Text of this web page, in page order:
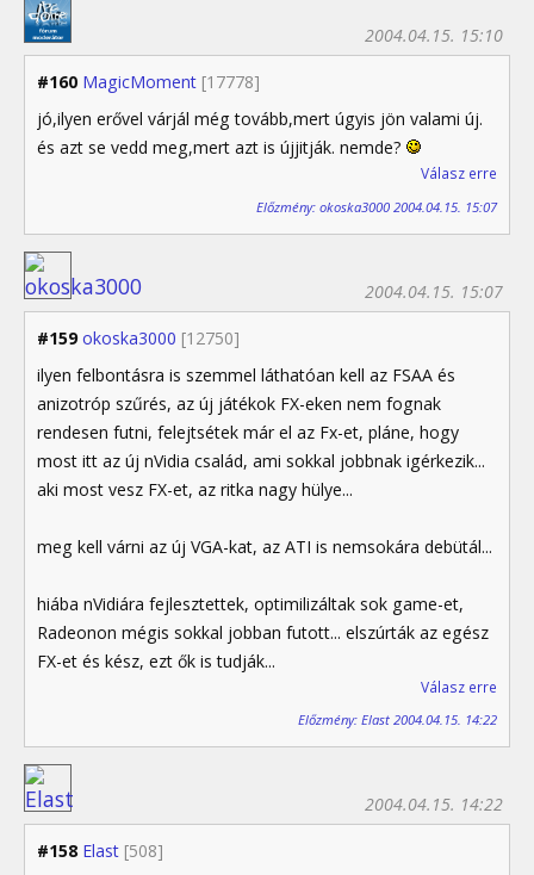
#160 MagicMoment [17778]
2004.04.15. 15:10
jó,ilyen erővel várjál még tovább,mert úgyis jön valami új.
és azt se vedd meg,mert azt is újjitják. nemde?
Válasz erre
Előzmény: okoska3000 2004.04.15. 15:07
#159 okoska3000 [12750]
2004.04.15. 15:07
ilyen felbontásra is szemmel láthatóan kell az FSAA és
anizotróp szűrés, az új játékok FX-eken nem fognak
rendesen futni, felejtsétek már el az Fx-et, pláne, hogy
most itt az új nVidia család, ami sokkal jobbnak igérkezik...
aki most vesz FX-et, az ritka nagy hülye...
meg kell várni az új VGA-kat, az ATI is nemsokára debütál...
hiába nVidiára fejlesztettek, optimilizáltak sok game-et,
Radeonon mégis sokkal jobban futott... elszúrták az egész
FX-et és kész, ezt ők is tudják...
Válasz erre
Előzmény: Elast 2004.04.15. 14:22
#158 Elast [508]
2004.04.15. 14:22